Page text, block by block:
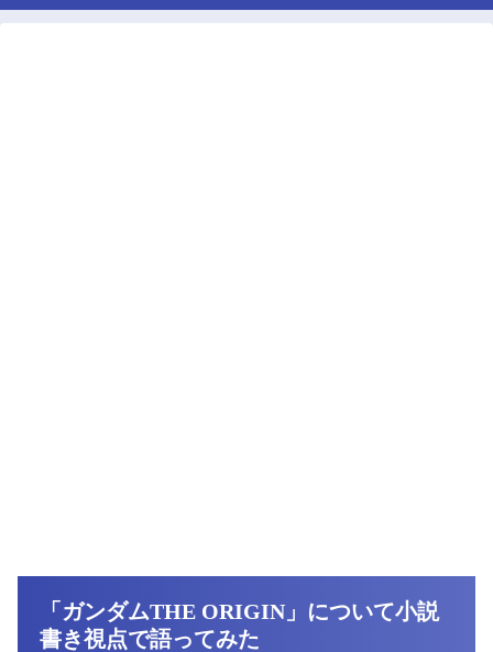
「ガンダムTHE ORIGIN」について小説
書き視点で語ってみた